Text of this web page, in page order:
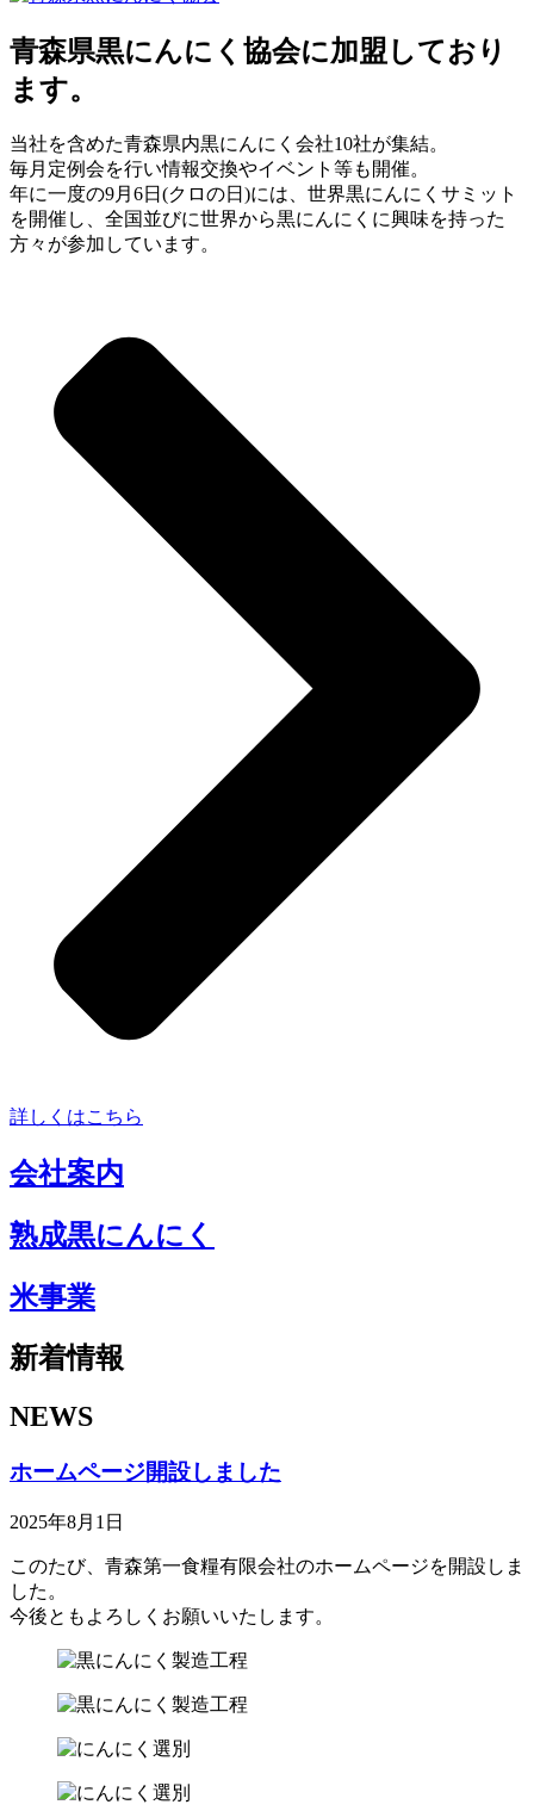
青森県黒にんにく協会に加盟しており
ます。
当社を含めた青森県内黒にんにく会社10社が集結。
毎月定例会を行い情報交換やイベント等も開催。
年に一度の9月6日(クロの日)には、世界黒にんにくサミット
を開催し、全国並びに世界から黒にんにくに興味を持った
方々が参加しています。
詳しくはこちら
会社案内
熟成黒にんにく
米事業
新着情報
NEWS
ホームページ開設しました
2025年8月1日
このたび、青森第一食糧有限会社のホームページを開設しま
した。
今後ともよろしくお願いいたします。